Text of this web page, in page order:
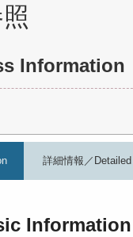
Information
詳細情報／
Information